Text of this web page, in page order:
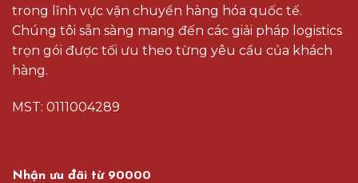
trong lĩnh vực vận chuyển hàng hóa quốc tế.
Chúng tôi sẵn sàng mang đến các giải pháp logistics
trọn gói được tối ưu theo từng yêu cầu của khách
hàng.
MST: 0111004289
Nhận ưu đãi từ 90000